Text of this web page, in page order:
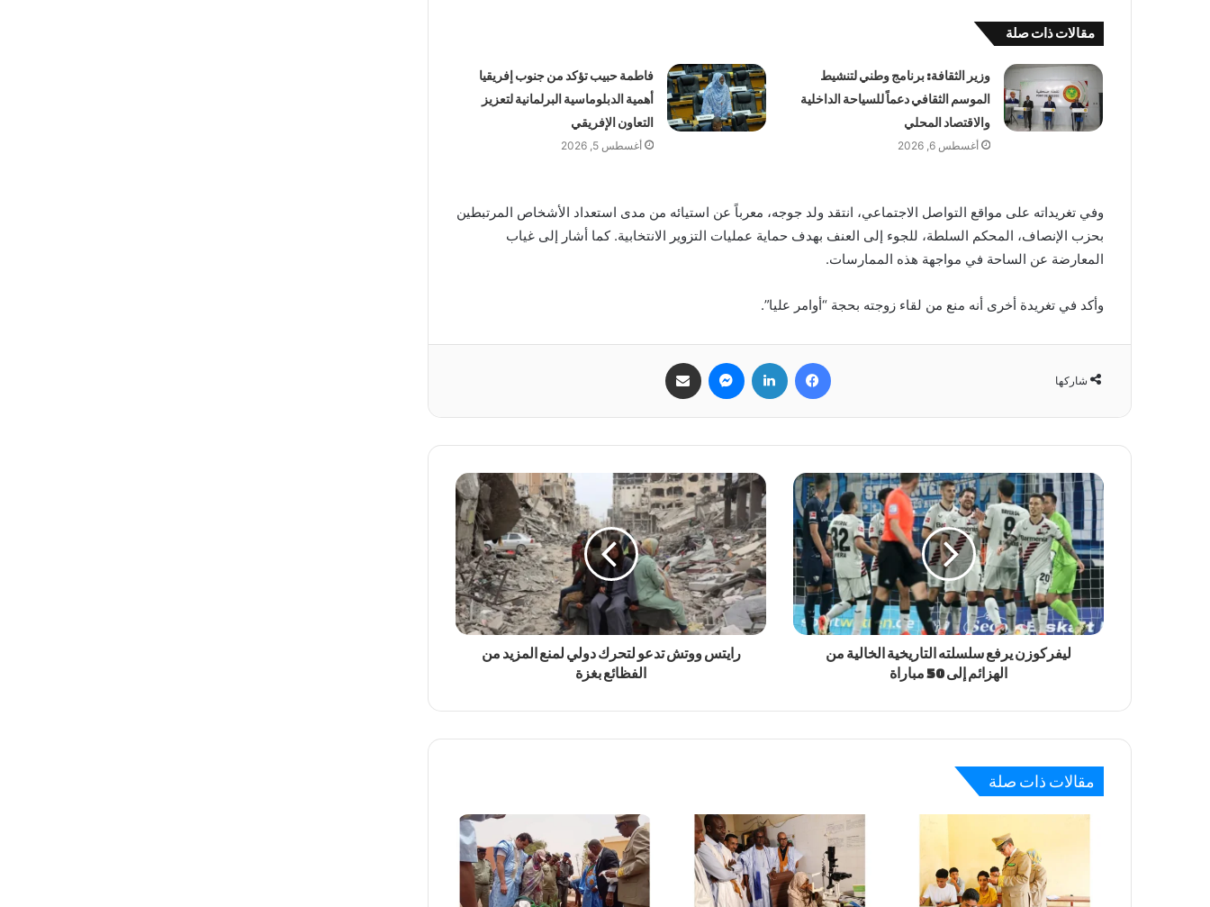
مقالات ذات صلة
وزير الثقافة: برنامج وطني لتنشيط
الموسم الثقافي دعماً للسياحة الداخلية
والاقتصاد المحلي
أغسطس 6, 2026
فاطمة حبيب تؤكد من جنوب إفريقيا
أهمية الدبلوماسية البرلمانية لتعزيز
التعاون الإفريقي
أغسطس 5, 2026
وفي تغريداته على مواقع التواصل الاجتماعي، انتقد ولد جوجه، معرباً عن استيائه من مدى استعداد الأشخاص المرتبطين
بحزب الإنصاف، المحكم السلطة، للجوء إلى العنف بهدف حماية عمليات التزوير الانتخابية. كما أشار إلى غياب
المعارضة عن الساحة في مواجهة هذه الممارسات.
وأكد في تغريدة أخرى أنه منع من لقاء زوجته بحجة “أوامر عليا”.
شاركها
فيسبوك لينكدإن ماسنجر
ليفركوزن يرفع سلسلته التاريخية الخالية من
الهزائم إلى 50 مباراة
رايتس ووتش تدعو لتحرك دولي لمنع المزيد من
الفظائع بغزة
مقالات ذات صلة